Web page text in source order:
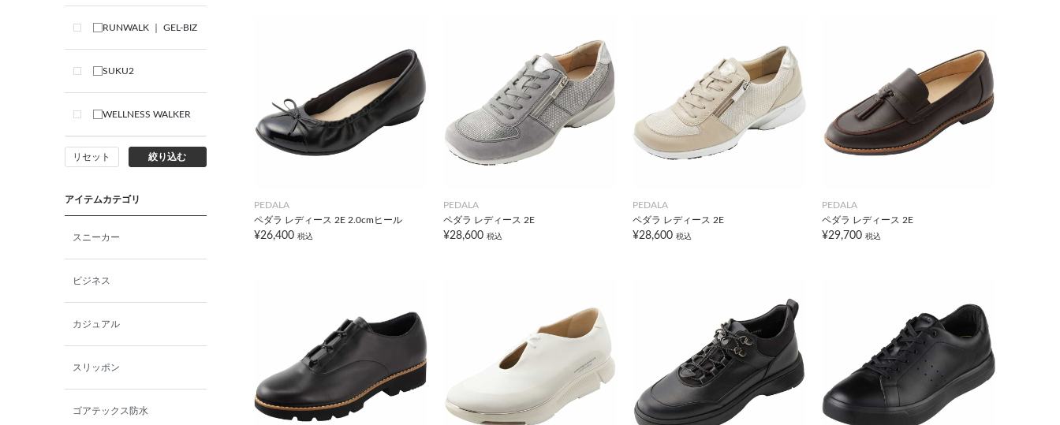
RUNWALK ｜ GEL-BIZ
SUKU2
WELLNESS WALKER
リセット 絞り込む
アイテムカテゴリ
スニーカー
ビジネス
カジュアル
スリッポン
ゴアテックス防水
PEDALA
ペダラ レディース 2E 2.0cmヒール
¥26,400 税込
PEDALA
ペダラ レディース 2E
¥28,600 税込
PEDALA
ペダラ レディース 2E
¥28,600 税込
PEDALA
ペダラ レディース 2E
¥29,700 税込